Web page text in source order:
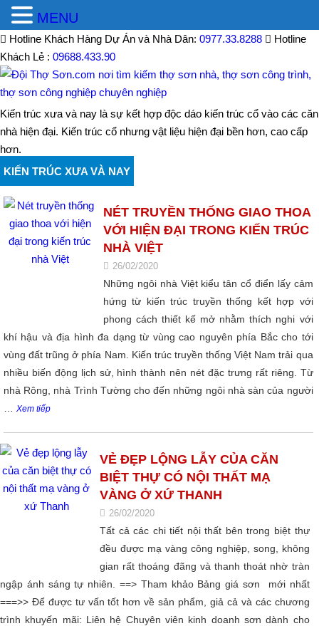
Hotline Khách Hàng Dự Án và Nhà Dân: 0977.33.8288
Hotline
Khách Lẻ : 09688.433.90
Kiến trúc xưa và nay là sự kết hợp độc dáo kiến trúc cổ vào các căn
nhà hiện đại. Kiến trúc cổ nhưng vật liệu hiện đại bền hơn, cao cấp
hơn.
KIẾN TRÚC XƯA VÀ NAY
NÉT TRUYỀN THỐNG GIAO THOA
VỚI HIỆN ĐẠI TRONG KIẾN TRÚC
NHÀ VIỆT
26/02/2020
Những ngôi nhà Việt kiểu tân cổ điển lấy cảm
hứng từ kiến trúc truyền thống kết hợp với
phong cách thiết kế mở nhằm thích nghi với
khí hậu và địa hình đa dạng từ vùng cao nguyên phía Bắc cho tới
vùng đất trũng ở phía Nam. Kiến trúc truyền thống Việt Nam trải qua
nhiều biến động lịch sử, hình thành nên nét đặc trưng rất riêng. Từ
nhà Rông, nhà Trình Tường cho đến những ngôi nhà sàn của người
Xem tiếp
VẺ ĐẸP LỘNG LẪY CỦA CĂN
BIỆT THỰ CÓ NỘI THẤT MẠ
VÀNG Ở XỨ THANH
26/02/2020
Tất cả các chi tiết nội thất bên trong biệt thự
đều được mạ vàng công nghiệp, song, không
gian rất thoáng đãng và thanh thoát nhờ tràn
ngập ánh sáng tự nhiên. ==> Tham khảo Bảng giá sơn mới nhất
===>> Để được tư vấn tốt hơn về sản phẩm, giả cả và các chương
trình khuyến mãi: Liên hệ Chuyên viên kinh doanh sơn dành cho
MENU